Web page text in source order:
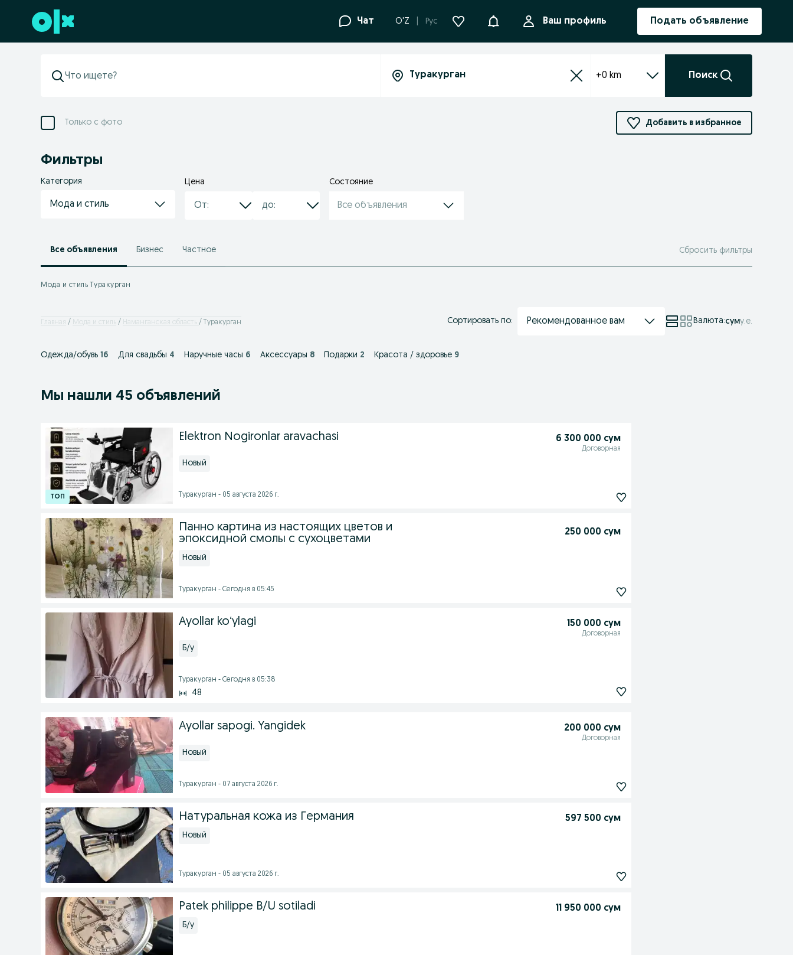
Перейти к нижнему колонтитулу Чат O'Z Рус УведомленияВаш профиль Подать объявление
+0 km Поиск
Только с фото Добавить в избранное
Фильтры
Категория
Мода и стиль
Цена Состояние
Все объявления
Все объявления Бизнес Частное Сбросить фильтры
Мода и стиль Туракурган
Главная Мода и стиль Наманганская область Туракурган Сортировать по: Рекомендованное вам Валюта:суму.е.
Одежда/обувь 16 Для свадьбы 4 Наручные часы 6 Аксессуары 8 Подарки 2 Красота / здоровье 9
Мы нашли 45 объявлений
Elektron Nogironlar aravachasi 6 300 000 сум
Договорная
Новый
Туракурган - 05 августа 2026 г.
Панно картина из настоящих цветов и
эпоксидной смолы с сухоцветами
250 000 сум
Новый
Туракурган - Сегодня в 05:45
Ayollar koʻylagi 150 000 сум
Договорная
Б/у
Туракурган - Сегодня в 05:38
48
Ayollar sapogi. Yangidek 200 000 сум
Договорная
Новый
Туракурган - 07 августа 2026 г.
Натуральная кожа из Германия 597 500 сум
Новый
Туракурган - 05 августа 2026 г.
Patek philippe B/U sotiladi 11 950 000 сум
Б/у